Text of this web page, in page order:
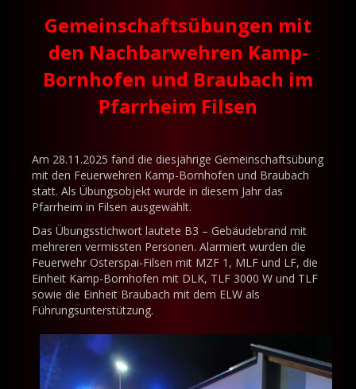
Gemeinschaftsübungen mit
den Nachbarwehren Kamp-
Bornhofen und Braubach im
Pfarrheim Filsen
Am 28.11.2025 fand die diesjährige Gemeinschaftsübung
mit den Feuerwehren Kamp-Bornhofen und Braubach
statt. Als Übungsobjekt wurde in diesem Jahr das
Pfarrheim in Filsen ausgewählt.
Das Übungsstichwort lautete B3 – Gebäudebrand mit
mehreren vermissten Personen. Alarmiert wurden die
Feuerwehr Osterspai-Filsen mit MZF 1, MLF und LF, die
Einheit Kamp-Bornhofen mit DLK, TLF 3000 W und TLF
sowie die Einheit Braubach mit dem ELW als
Führungsunterstützung.